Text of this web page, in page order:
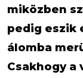
miközben
pedig eszik
álomba
Csakhogy a